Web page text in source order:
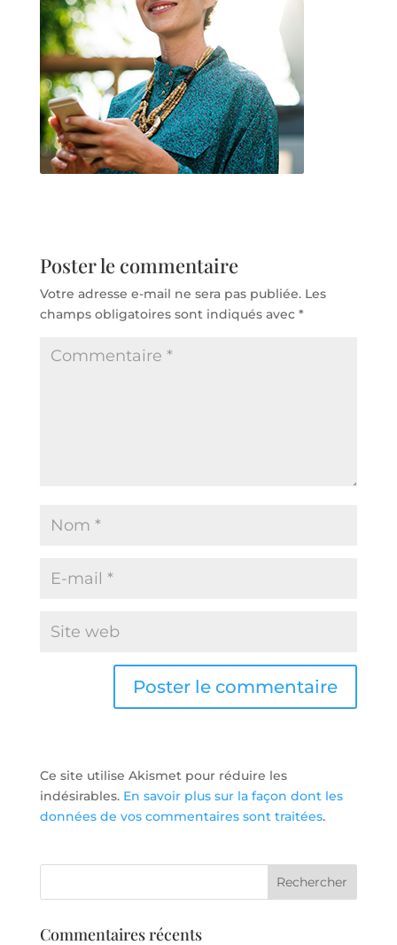
Poster le commentaire
Votre adresse e-mail ne sera pas publiée. Les
champs obligatoires sont indiqués avec *
Ce site utilise Akismet pour réduire les
indésirables. En savoir plus sur la façon dont les
données de vos commentaires sont traitées.
Commentaires récents